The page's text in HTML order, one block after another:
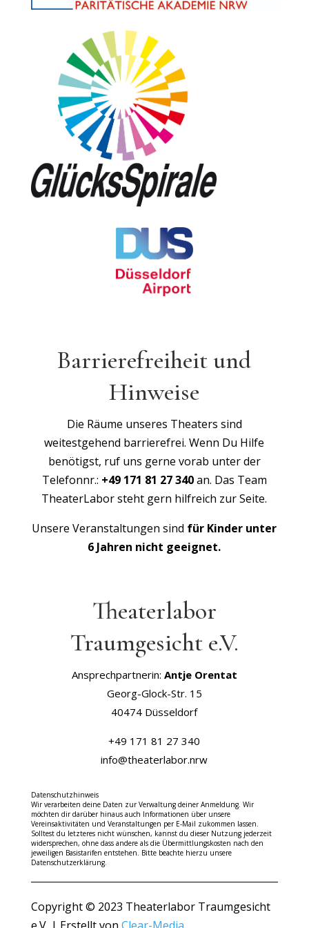
Barrierefreiheit und
Hinweise
Die Räume unseres Theaters sind
weitestgehend barrierefrei. Wenn Du Hilfe
benötigst, ruf uns gerne vorab unter der
Telefonnr.: +49 171 81 27 340an. Das Team
TheaterLabor steht gern hilfreich zur Seite.
Unsere Veranstaltungen sind für Kinder unter
6 Jahren nicht geeignet.
Theaterlabor
Traumgesicht e.V.
Ansprechpartnerin: Antje Orentat
Georg-Glock-Str. 15
40474 Düsseldorf
+49 171 81 27 340
info@theaterlabor.nrw
Datenschutzhinweis
Wir verarbeiten deine Daten zur Verwaltung deiner Anmeldung. Wir
möchten dir darüber hinaus auch Informationen über unsere
Vereinsaktivitäten und Veranstaltungen per E-Mail zukommen lassen.
Solltest du letzteres nicht wünschen, kannst du dieser Nutzung jederzeit
widersprechen, ohne dass andere als die Übermittlungskosten nach den
jeweiligen Basistarifen entstehen. Bitte beachte hierzu unsere
Datenschutzerklärung.
Copyright © 2023 Theaterlabor Traumgesicht